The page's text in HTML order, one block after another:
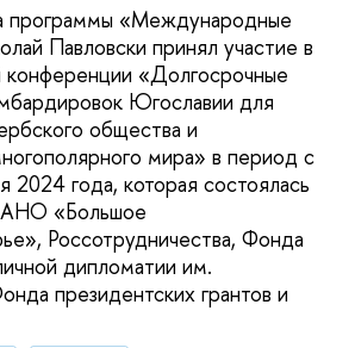
программы «Международные
Павловски принял участие в
«Долгосрочные
Югославии для
общества и
мира» в период с
2024 года, которая состоялась
«Большое
Россотрудничества, Фонда
дипломатии им.
президентских грантов и